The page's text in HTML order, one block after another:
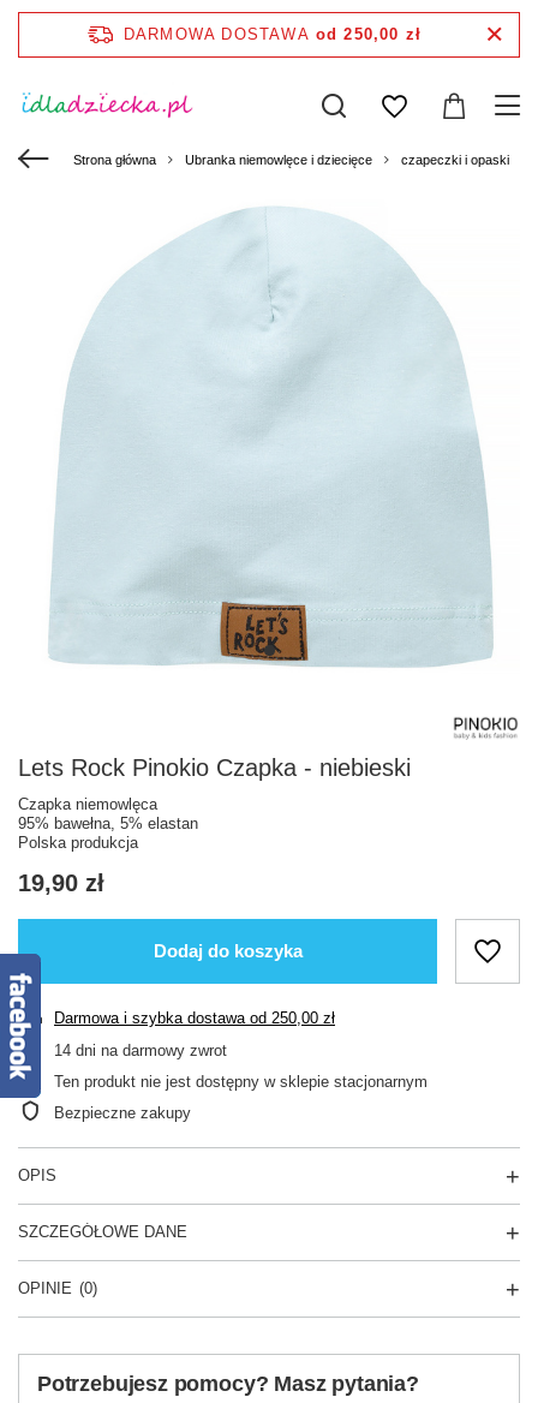
DARMOWA DOSTAWA od 250,00 zł
Strona główna Ubranka niemowlęce i dziecięce czapeczki i opaski
Lets Rock Pinokio Czapka - niebieski
Czapka niemowlęca
95% bawełna, 5% elastan
Polska produkcja
19,90 zł
Dodaj do koszyka
Darmowa i szybka dostawa od 250,00 zł
14 dni na darmowy zwrot
Ten produkt nie jest dostępny w sklepie stacjonarnym
Bezpieczne zakupy
OPIS
SZCZEGÓŁOWE DANE
OPINIE (0)
Potrzebujesz pomocy? Masz pytania?